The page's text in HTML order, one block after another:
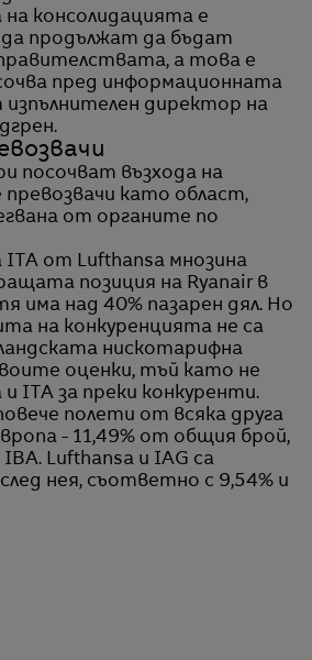
консолидацията е
продължат да бъдат
а това е
пред информационната
изпълнителен директор на
посочват възхода на
като област,
от органите по
ITA от Lufthansa мнозина
позиция на Ryanair в
има над 40% пазарен дял. Но
на конкуренцията не са
нискотарифна
оценки, тъй като не
ITA за преки конкуренти.
полети от всяка друга
- 11,49% от общия брой,
IBA. Lufthansa и IAG са
нея, съответно с 9,54% и